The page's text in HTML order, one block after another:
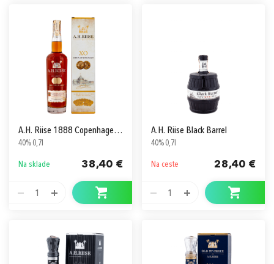
A.H. Riise 1888 Copenhagen Gold Medal
40% 0,7l
Na sklade 38,40 €
1
A.H. Riise Black Barrel
40% 0,7l
Na ceste 28,40 €
1